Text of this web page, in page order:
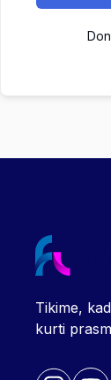
Tikime,
kurti